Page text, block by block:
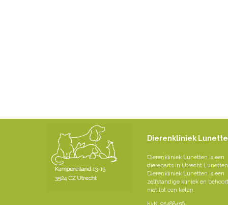
Dierenkliniek
Dierenkliniek Lunetten is een
dierenarts in Utrecht
Dierenkliniek Lunetten is een
zelfstandige kliniek en
niet tot een keten.